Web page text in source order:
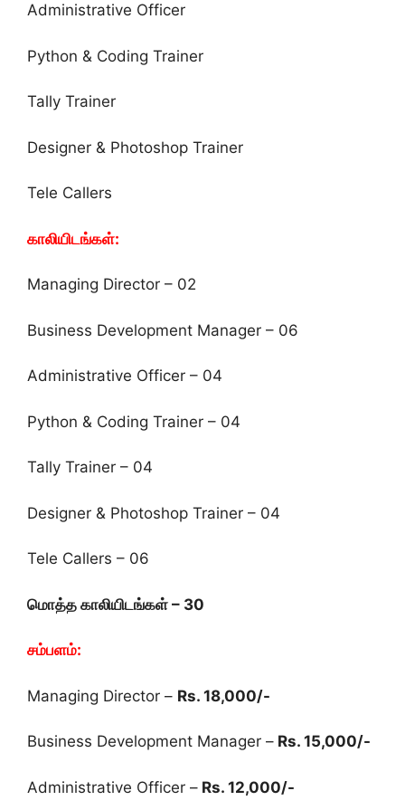
Administrative Officer
Python & Coding Trainer
Tally Trainer
Designer & Photoshop Trainer
Tele Callers
காலியிடங்கள்:
Managing Director – 02
Business Development Manager – 06
Administrative Officer – 04
Python & Coding Trainer – 04
Tally Trainer – 04
Designer & Photoshop Trainer – 04
Tele Callers – 06
மொத்த காலியிடங்கள் – 30
சம்பளம்:
Managing Director – Rs. 18,000/-
Business Development Manager – Rs. 15,000/-
Administrative Officer – Rs. 12,000/-